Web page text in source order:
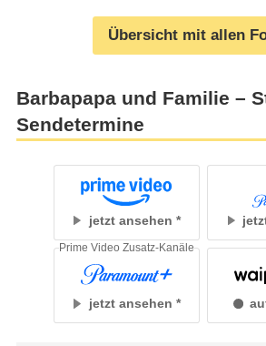
Übersicht mit allen
Barbapapa und Familie –
Sendetermine
jetzt ansehen
jetzt ansehen
Prime Video Zusatz-Kanäle